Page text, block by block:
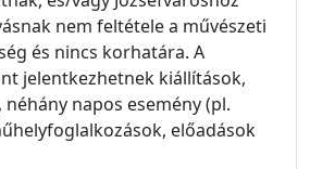
nem feltétele a művészeti
és nincs korhatára. A
jelentkezhetnek kiállítások,
napos esemény (pl.
előadások